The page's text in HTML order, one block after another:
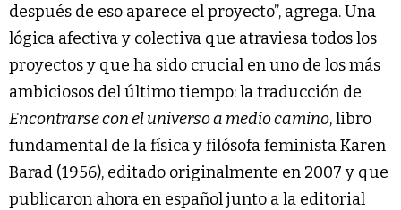
después de eso aparece el proyecto”, agrega. Una
lógica afectiva y colectiva que atraviesa todos los
proyectos y que ha sido crucial en uno de los más
ambiciosos del último tiempo: la traducción de
Encontrarse con el universo a medio camino, libro
fundamental de la física y filósofa feminista Karen
Barad (1956), editado originalmente en 2007 y que
publicaron ahora en español junto a la editorial